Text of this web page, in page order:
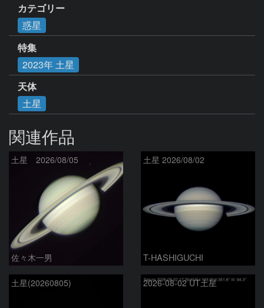
カテゴリー
惑星
特集
2023年 土星
天体
土星
関連作品
土星 2026/08/05
佐々木一男
土星 2026/08/02
T-HASHIGUCHI
土星(20260805) 2026-08-02 UT土星